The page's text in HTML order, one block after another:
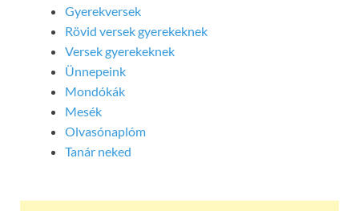
Gyerekversek
Rövid versek gyerekeknek
Versek gyerekeknek
Ünnepeink
Mondókák
Mesék
Olvasónaplóm
Tanár neked